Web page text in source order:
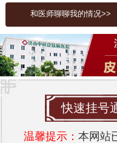
可能伴有以下表现：
- 剧烈瘙痒：难以忍
响睡眠。
- 皮肤红肿：风团可
时甚会导致面部、嘴
- 心理压力：反复发
和医师聊聊我的情况>>
快速挂号
温馨提示： 本网站